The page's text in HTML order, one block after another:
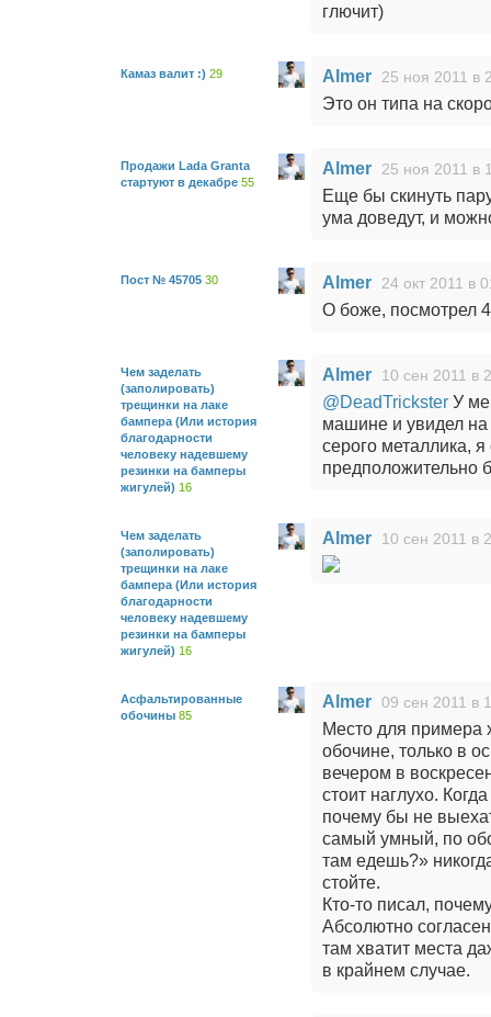
глючит)
Камаз валит :) 29 Almer 25 ноя 2011 в
Это он типа на
Продажи Lada Granta
стартуют в декабре 55
Almer 25 ноя 2011 в
Еще бы скинуть
ума доведут, и
Пост № 45705 30 Almer 24 окт 2011 в
О боже, посмотрел
Чем заделать
(заполировать)
трещинки на лаке
бампера (Или история
благодарности
человеку надевшему
резинки на бамперы
жигулей) 16
Almer 10 сен 2011 в
@DeadTricksterУ
машине и увидел на
серого металлика,
предположительно
Чем заделать
(заполировать)
трещинки на лаке
бампера (Или история
благодарности
человеку надевшему
резинки на бамперы
жигулей) 16
Almer 10 сен 2011 в
Асфальтированные
обочины 85
Almer 09 сен 2011 в
Место для примера
обочине, только в
вечером в
стоит наглухо.
почему бы не
самый умный, по
там едешь?»
стойте.
Кто-то писал,
Абсолютно
там хватит места
в крайнем случае.